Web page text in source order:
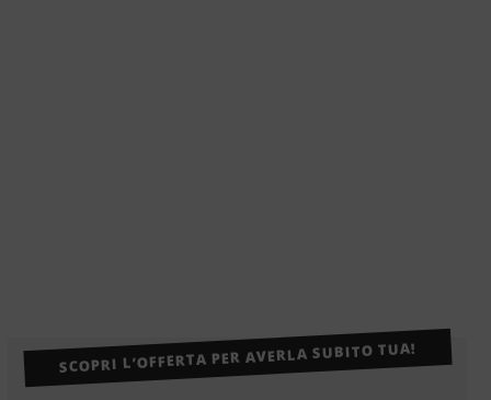
SCOPRI L’OFFERTA PER AVERLA SUBITO TUA!